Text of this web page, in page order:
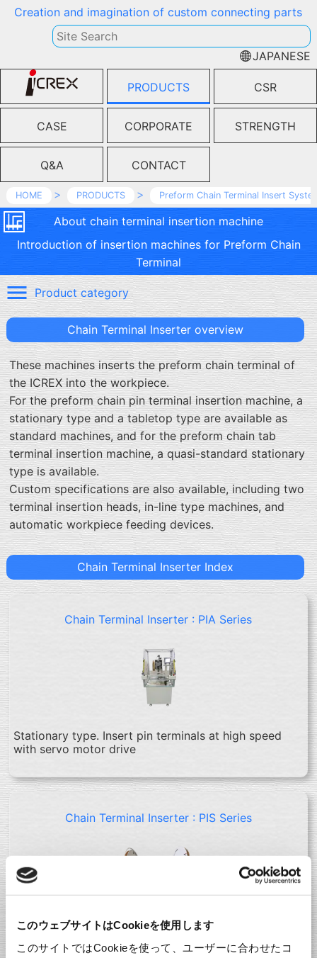
このウェブサイトはCookieを使用します
このサイトではCookieを使って、ユーザーに合わせたコ
Creation and imagination of custom connecting parts
JAPANESE
PRODUCTS CSR
CASE CORPORATE STRENGTH
Q&A CONTACT
HOME PRODUCTS Preform Chain Terminal Insert
About chain terminal insertion machine
Introduction of insertion machines for Preform Chain
Terminal
Product category
Chain Terminal Inserter overview
These machines inserts the preform chain terminal of
the ICREX into the workpiece.
For the preform chain pin terminal insertion machine, a
stationary type and a tabletop type are available as
standard machines, and for the preform chain tab
terminal insertion machine, a quasi-standard stationary
type is available.
Custom specifications are also available, including two
terminal insertion heads, in-line type machines, and
automatic workpiece feeding devices.
Chain Terminal Inserter Index
Chain Terminal Inserter : PIA Series
Stationary type. Insert pin terminals at high speed
with servo motor drive
Chain Terminal Inserter : PIS Series
Tabletop type for Pin terminals. For low-volume
production